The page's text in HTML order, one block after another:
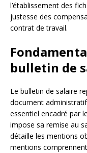
l’établissement des
justesse des
contrat de travail.
bulletin de
Le bulletin de salaire
document administratif
essentiel encadré par le
impose sa remise au
détaille les mentions
mentions comprennent